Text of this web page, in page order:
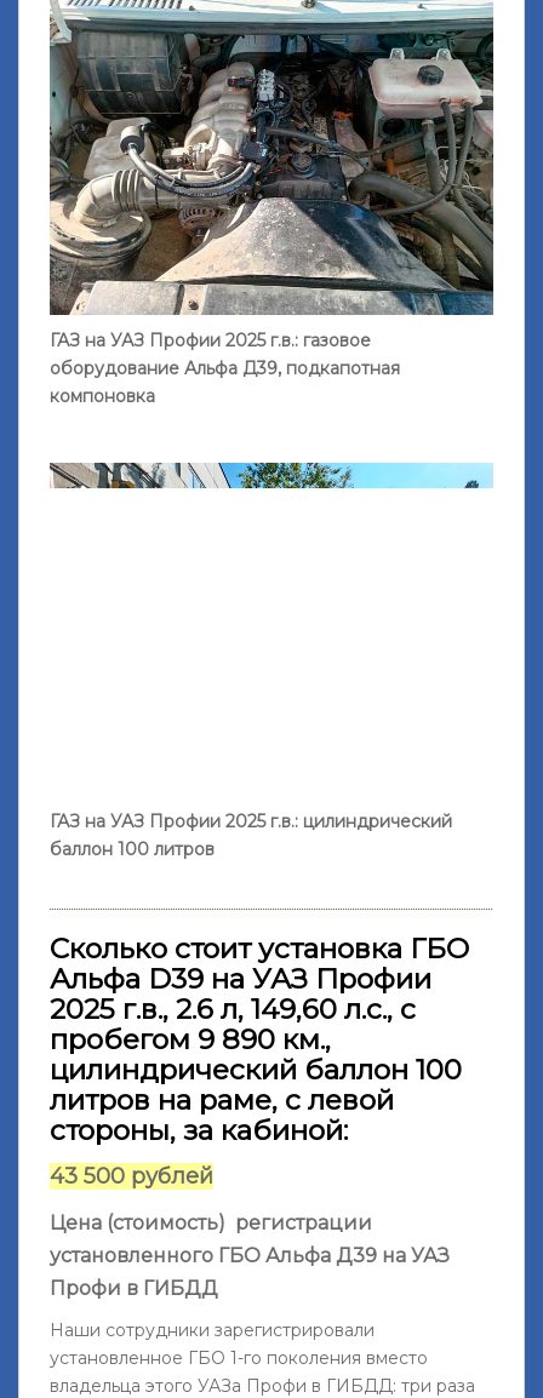
ГАЗ на УАЗ Профии 2025 г.в.: газовое
оборудование Альфа Д39, подкапотная
компоновка
ГАЗ на УАЗ Профии 2025 г.в.: цилиндрический
баллон 100 литров
Сколько стоит установка ГБО
Альфа D39 на УАЗ Профии
2025 г.в., 2.6 л, 149,60 л.с., с
пробегом 9 890 км.,
цилиндрический баллон 100
литров на раме, с левой
стороны, за кабиной:
43 500 рублей
Цена (стоимость) регистрации
установленного ГБО Альфа Д39 на УАЗ
Профи в ГИБДД
Наши сотрудники зарегистрировали
установленное ГБО 1-го поколения вместо
владельца этого УАЗа Профи в ГИБДД: три раза